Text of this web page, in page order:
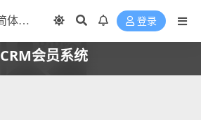
登录
CRM会员系统